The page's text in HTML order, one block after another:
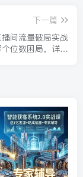
下一篇
间流量破局实战
位数困局，详解